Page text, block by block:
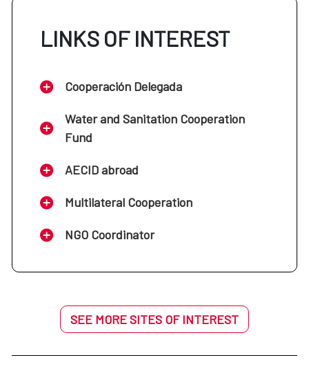
LINKS OF INTEREST
Cooperación Delegada
Water and Sanitation Cooperation
Fund
AECID abroad
Multilateral Cooperation
NGO Coordinator
SEE MORE SITES OF INTEREST